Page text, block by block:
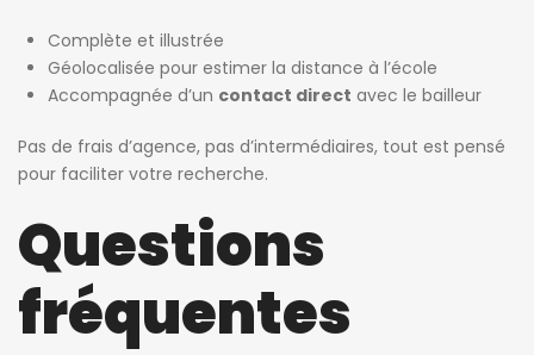
Complète et illustrée
Géolocalisée pour estimer la distance à l’école
Accompagnée d’un contact direct avec le bailleur
Pas de frais d’agence, pas d’intermédiaires, tout est pensé
pour faciliter votre recherche.
Questions
fréquentes